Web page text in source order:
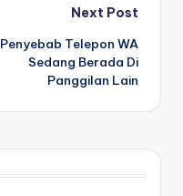
Next Post
Penyebab Telepon WA
Sedang Berada Di
Panggilan Lain